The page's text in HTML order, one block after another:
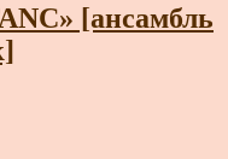
[ансамбль